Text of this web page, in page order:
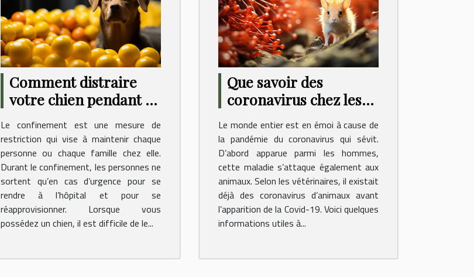
Comment distraire
votre chien pendant le
Le confinement est une mesure de
restriction qui vise à maintenir chaque
personne ou chaque famille chez elle.
Durant le confinement, les personnes ne
sortent qu’en cas d’urgence pour se
rendre à l’hôpital et pour se
réapprovisionner. Lorsque vous
possédez un chien, il est difficile de le...
Que savoir des
coronavirus chez les
Le monde entier est en émoi à cause de
la pandémie du coronavirus qui sévit.
D’abord apparue parmi les hommes,
cette maladie s’attaque également aux
animaux. Selon les vétérinaires, il existait
déjà des coronavirus d’animaux avant
l’apparition de la Covid-19. Voici quelques
informations utiles à...